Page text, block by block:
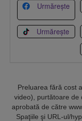
Urmărește
Urmărește
Preluarea fără cost
video), purtătoare de
aprobată de către
Spaţiile şi URL-ul/